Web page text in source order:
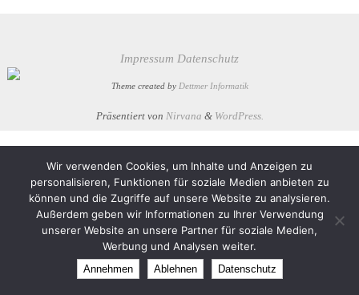
Impressum Datenschutz
Theme created by Dettmer Informatik
Präsentiert von Nirvana & WordPress.
Wir verwenden Cookies, um Inhalte und Anzeigen zu
personalisieren, Funktionen für soziale Medien anbieten zu
können und die Zugriffe auf unsere Website zu analysieren.
Außerdem geben wir Informationen zu Ihrer Verwendung
unserer Website an unsere Partner für soziale Medien,
Werbung und Analysen weiter.
Annehmen Ablehnen Datenschutz